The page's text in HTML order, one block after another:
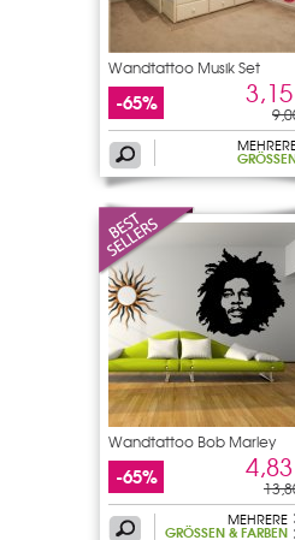
Wandtattoo Musik Set
-65%
GRÖSSEN
Wandtattoo Bob Marley
-65%
MEHRERE
GRÖSSEN & FARBEN